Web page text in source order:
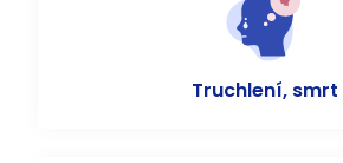
Truchlení, smrt